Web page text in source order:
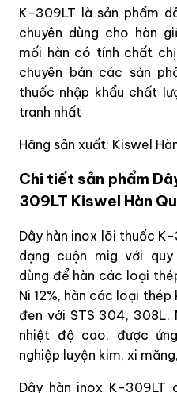
K-309LT là sản phẩm
chuyên dùng cho hàn
mối hàn có tính chất
chuyên bán các sản
thuốc nhập khẩu chất
tranh nhất
Hãng sản xuất: Kiswel
Chi tiết sản phẩm
309LT Kiswel Hàn
Dây hàn inox lõi thuốc
dạng cuộn mig với quy
dùng để hàn các loại
Ni 12%, hàn các loại
đen với STS 304, 308L.
nhiệt độ cao, được
nghiệp luyện kim, xi
Dây hàn inox K-309LT